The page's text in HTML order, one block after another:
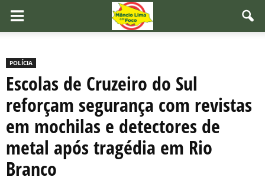
POLÍCIA
Escolas de Cruzeiro do Sul
reforçam segurança com revistas
em mochilas e detectores de
metal após tragédia em Rio
Branco